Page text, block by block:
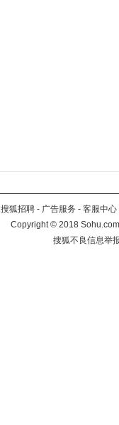
搜狐招聘 - 广告服务 - 客服中心
Copyright©2018
搜狐不良信息举